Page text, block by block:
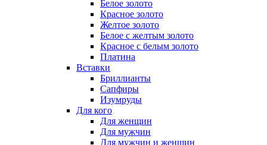
Белое золото
Красное золото
Желтое золото
Белое с желтым золото
Красное с белым золото
Платина
Вставки
Бриллианты
Сапфиры
Изумруды
Для кого
Для женщин
Для мужчин
Для мужчин и женщин